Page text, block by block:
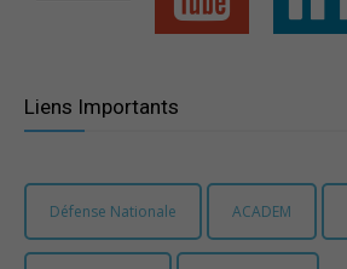
Liens Importants
Défense Nationale ACADEM